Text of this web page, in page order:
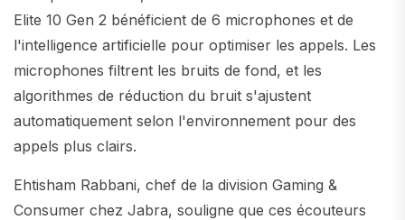
Elite 10 Gen 2 bénéficient de 6 microphones et de
l'intelligence artificielle pour optimiser les appels. Les
microphones filtrent les bruits de fond, et les
algorithmes de réduction du bruit s'ajustent
automatiquement selon l'environnement pour des
appels plus clairs.
Ehtisham Rabbani, chef de la division Gaming &
Consumer chez Jabra, souligne que ces écouteurs